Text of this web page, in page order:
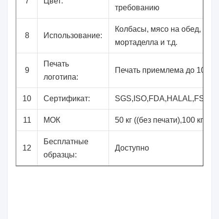
требованию
8 Использование:
Колбасы, мясо на обед,
мортаделла и т.д.
9
Печать
логотипа:
Печать приемлема до 10
10 Сертификат:
11 МОК 50 кг ((без печати),100 кг
12
Бесплатные
образцы:
Доступно